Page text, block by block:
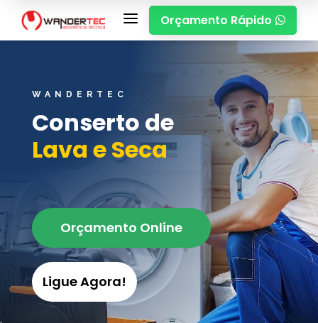
a Orçamento Rápido 
WANDERTEC
Conserto de
Lava e Seca
Orçamento Online
Ligue Agora!